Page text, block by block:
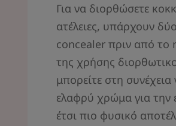
Για να διορθώσετε
ατέλειες, υπάρχουν
concealer πριν από το
της χρήσης
μπορείτε στη
ελαφρύ χρώμα για την
έτσι πιο φυσικό